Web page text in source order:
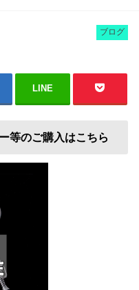
ブログ
LINE
等のご購入はこちら